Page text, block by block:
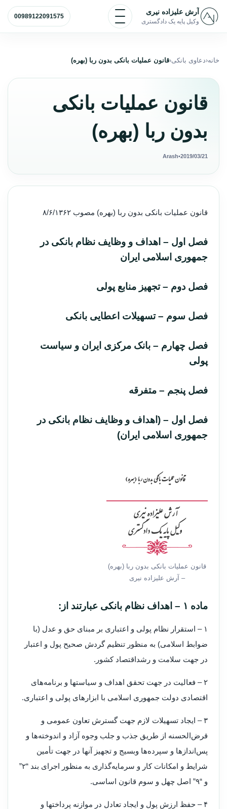
پرش به محتوا
آرش علیزاده نیری
وکیل پایه یک دادگستری
باز و بسته کردن منو
00989122091575
خانه دعاوی بانکی قانون عملیات بانکی بدون ربا (بهره)
قانون عملیات بانکی
بدون ربا (بهره)
2019/03/21
•
Arash
قانون عملیات بانکی بدون ربا (بهره) مصوب ۸/۶/۱۳۶۲
‌فصل اول – ‌اهداف و وظایف نظام بانکی در
جمهوری اسلامی ایران
‌فصل دوم – تجهیز منابع پولی
‌فصل سوم – تسهیلات اعطایی بانکی
‌فصل چهارم – بانک مرکزی ایران و سیاست
پولی
‌فصل پنجم – متفرقه
‌فصل اول – (‌اهداف و وظایف نظام بانکی در
جمهوری اسلامی ایران)
قانون عملیات بانکی بدون ربا (بهره)
– آرش علیزاده نیری
‌ماده ۱ – اهداف نظام بانکی عبارتند از:
۱ – استقرار نظام پولی و اعتباری بر مبنای حق و عدل (‌با
ضوابط اسلامی) به منظور تنظیم گردش صحیح پول و اعتبار
در جهت سلامت و رشد‌اقتصاد کشور.
۲ – فعالیت در جهت تحقق اهداف و سیاستها و برنامه‌های
اقتصادی دولت جمهوری اسلامی با ابزارهای پولی و اعتباری.
۳ – ایجاد تسهیلات لازم جهت گسترش تعاون عمومی و
قرض‌الحسنه از طریق جذب و جلب وجوه آزاد و اندوخته‌ها و
پس‌اندازها و سپرده‌ها و‌بسیج و تجهیز آنها در جهت تأمین
شرایط و امکانات کار و سرمایه‌گذاری به منظور اجرای بند “۲”
و “۹” اصل چهل و سوم قانون اساسی.
۴ – حفظ ارزش پول و ایجاد تعادل در موازنه پرداختها و